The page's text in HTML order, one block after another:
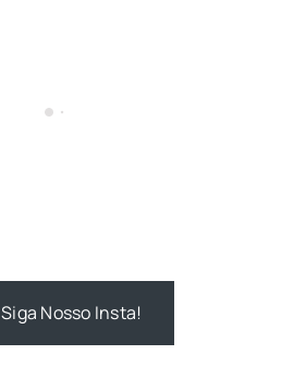
Siga Nosso Insta!